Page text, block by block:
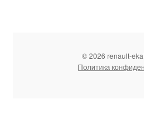
© 2026 renault-
Политика